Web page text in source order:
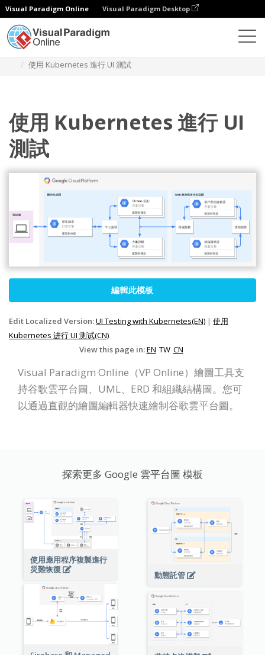
Visual Paradigm Online Visual Paradigm Desktop
使用 Kubernetes 進行 UI 測試
使用 Kubernetes 進行 UI
測試
編輯此模板
Edit Localized Version:UI Testing with Kubernetes(EN) | 使用
Kubernetes 进行 UI 测试(CN)
View this page in:EN TW CN
Visual Paradigm Online（VP Online）繪圖工具支
持谷歌雲平台圖、UML、ERD 和組織結構圖。您可
以通過直觀的繪圖編輯器快速繪制谷歌雲平台圖。
探索更多 Google 雲平台圖 模板
使用應用程序複製進行
災難恢復
動態託管